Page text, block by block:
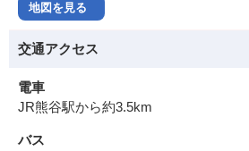
地図を見る
交通アクセス
電車
JR熊谷駅から約3.5km
バス